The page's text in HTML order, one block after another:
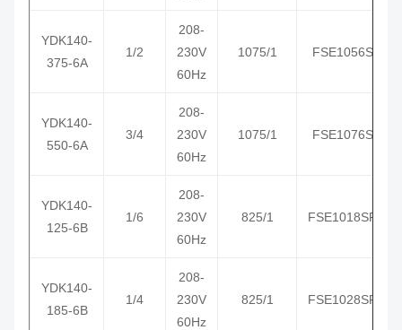
YDK140-
375-6A
1/2
208-
230V
60Hz
1075/1 FSE1056S
YDK140-
550-6A
3/4
208-
230V
60Hz
1075/1 FSE1076S
YDK140-
125-6B
1/6
208-
230V
60Hz
825/1 FSE1018SF
YDK140-
185-6B
1/4
208-
230V
60Hz
825/1 FSE1028SF